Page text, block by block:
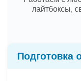
лайтбоксы,
Подготовка